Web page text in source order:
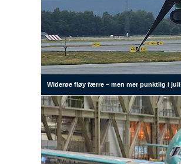
Widerøe fløy færre – men mer punktlig i juli